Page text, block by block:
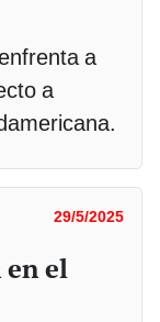
a
a
29/5/2025
en el